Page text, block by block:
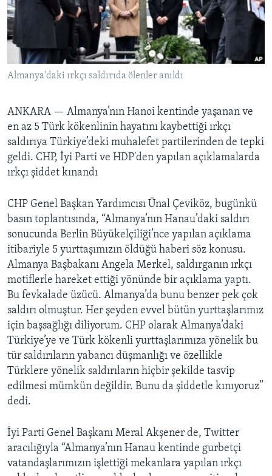
HAYATTAN
BIZI TAKIP EDIN
Diller
Almanya'daki ırkçı saldırıda ölenler anıldı
ANKARA — Almanya’nın Hanoi kentinde yaşanan ve
en az 5 Türk kökenlinin hayatını kaybettiği ırkçı
saldırıya Türkiye’deki muhalefet partilerinden de tepki
geldi. CHP, İyi Parti ve HDP'den yapılan açıklamalarda
ırkçı şiddet kınandı
CHP Genel Başkan Yardımcısı Ünal Çeviköz, bugünkü
basın toplantısında, “Almanya’nın Hanau’daki saldırı
sonucunda Berlin Büyükelçiliği’nce yapılan açıklama
itibariyle 5 yurttaşımızın öldüğü haberi söz konusu.
Almanya Başbakanı Angela Merkel, saldırganın ırkçı
motiflerle hareket ettiği yönünde bir açıklama yaptı.
Bu fevkalade üzücü. Almanya’da bunu benzer pek çok
saldırı olmuştur. Her şeyden evvel bütün yurttaşlarımız
için başsağlığı diliyorum. CHP olarak Almanya’daki
Türkiye’ye ve Türk kökenli yurttaşlarımıza yönelik bu
tür saldırıların yabancı düşmanlığı ve özellikle
Türklere yönelik saldırıların hiçbir şekilde tasvip
edilmesi mümkün değildir. Bunu da şiddetle kınıyoruz”
dedi.
İyi Parti Genel Başkanı Meral Akşener de, Twitter
aracılığıyla “Almanya’nın Hanau kentinde gurbetçi
vatandaşlarımızın işlettiği mekanlara yapılan ırkçı